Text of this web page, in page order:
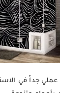
عملي جداً في